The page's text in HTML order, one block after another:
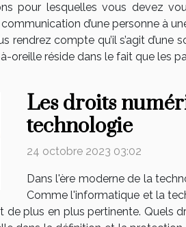
pour lesquelles vous devez
d’une personne à
rendrez compte qu’il s’agit
réside dans le fait que les
Les droits
technologie
24 octobre 2023 03:02
Dans l'ère moderne de la
Comme l'informatique et la
de plus en plus pertinente. Quels